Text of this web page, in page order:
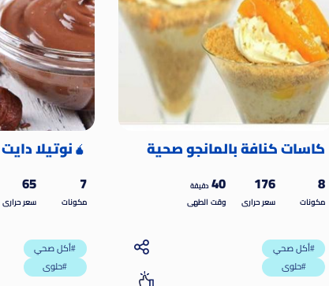
كاسات كنافة بالمانجو صحية
8
مكونات
176
سعر حرارى
40 دقيقة
وقت الطهى
أكل صحي#
حلوى#
🧉نوتيلا دايت
7
مكونات
65
سعر حرارى
أكل صحي#
حلوى#